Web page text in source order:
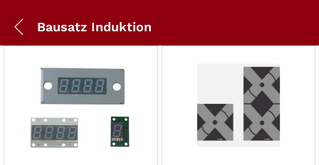
Bausatz Induktion